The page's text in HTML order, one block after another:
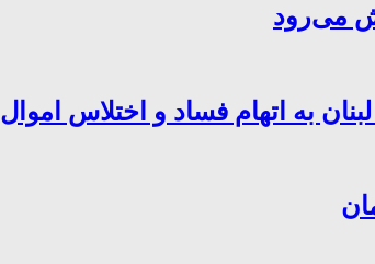
می‌رود
به اتهام فساد و اختلاس اموال